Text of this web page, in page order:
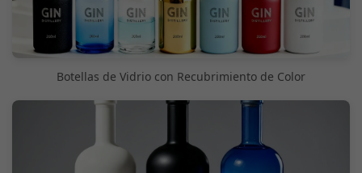
Botellas de Vidrio con Recubrimiento de Color